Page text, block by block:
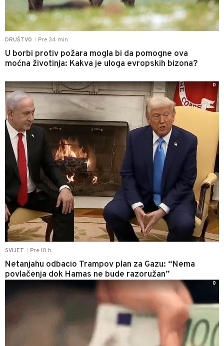
DRUŠTVO Pre 34 min
U borbi protiv požara mogla bi da pomogne ova
moćna životinja: Kakva je uloga evropskih bizona?
SVIJET Pre 10 h
Netanjahu odbacio Trampov plan za Gazu: “Nema
povlačenja dok Hamas ne bude razoružan”
0
0